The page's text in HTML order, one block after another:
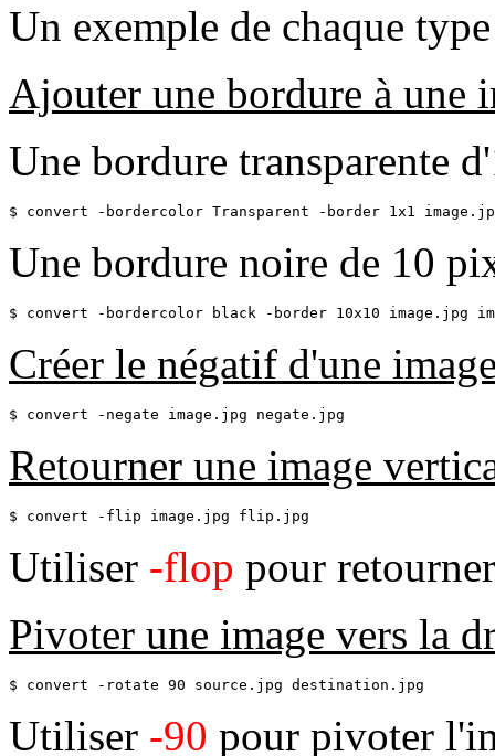
Un exemple de chaque
Ajouter une bordure à une
Une bordure transparente
$ convert -bordercolor Transparent -border 1x1
Une bordure noire de 10
$ convert -bordercolor black -border 10x10 image.jpg
Créer le négatif d'une
$ convert -negate image.jpg negate.jpg
Retourner une image
$ convert -flip image.jpg flip.jpg
Utiliser -flop pour
Pivoter une image vers la
$ convert -rotate 90 source.jpg destination.jpg
Utiliser -90 pour pivoter